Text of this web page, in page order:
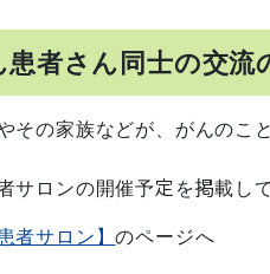
患者さん同士の交流
その家族などが、がんのこ
ロンの開催予定を掲載して
者サロン】のページへ